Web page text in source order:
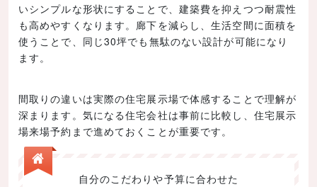
いシンプルな形状にすることで、建築費を抑えつつ耐震性
も高めやすくなります。廊下を減らし、生活空間に面積を
使うことで、同じ30坪でも無駄のない設計が可能になり
ます。
間取りの違いは実際の住宅展示場で体感することで理解が
深まります。気になる住宅会社は事前に比較し、住宅展示
場来場予約まで進めておくことが重要です。
自分のこだわりや予算に合わせた